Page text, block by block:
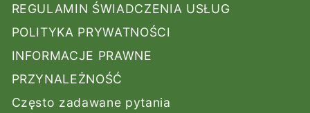
REGULAMIN ŚWIADCZENIA USŁUG
POLITYKA PRYWATNOŚCI
INFORMACJE PRAWNE
PRZYNALEŻNOŚĆ
Często zadawane pytania